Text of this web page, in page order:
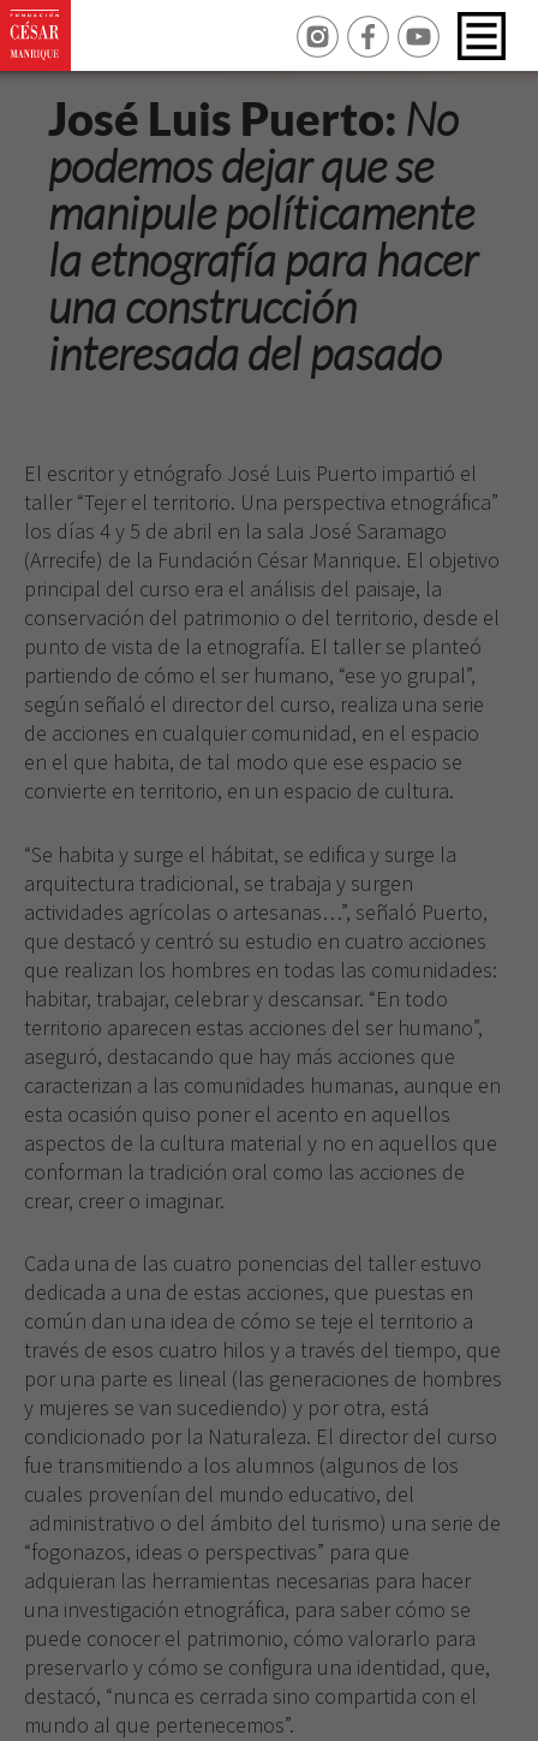
José Luis Puerto: No
podemos dejar que se
manipule políticamente
la etnografía para hacer
una construcción
interesada del pasado
El escritor y etnógrafo José Luis Puerto impartió el
taller “Tejer el territorio. Una perspectiva etnográfica”
los días 4 y 5 de abril en la sala José Saramago
(Arrecife) de la Fundación César Manrique. El objetivo
principal del curso era el análisis del paisaje, la
conservación del patrimonio o del territorio, desde el
punto de vista de la etnografía. El taller se planteó
partiendo de cómo el ser humano, “ese yo grupal”,
según señaló el director del curso, realiza una serie
de acciones en cualquier comunidad, en el espacio
en el que habita, de tal modo que ese espacio se
convierte en territorio, en un espacio de cultura.
“Se habita y surge el hábitat, se edifica y surge la
arquitectura tradicional, se trabaja y surgen
actividades agrícolas o artesanas…”, señaló Puerto,
que destacó y centró su estudio en cuatro acciones
que realizan los hombres en todas las comunidades:
habitar, trabajar, celebrar y descansar. “En todo
territorio aparecen estas acciones del ser humano”,
aseguró, destacando que hay más acciones que
caracterizan a las comunidades humanas, aunque en
esta ocasión quiso poner el acento en aquellos
aspectos de la cultura material y no en aquellos que
conforman la tradición oral como las acciones de
crear, creer o imaginar.
Cada una de las cuatro ponencias del taller estuvo
dedicada a una de estas acciones, que puestas en
común dan una idea de cómo se teje el territorio a
través de esos cuatro hilos y a través del tiempo, que
por una parte es lineal (las generaciones de hombres
y mujeres se van sucediendo) y por otra, está
condicionado por la Naturaleza. El director del curso
fue transmitiendo a los alumnos (algunos de los
cuales provenían del mundo educativo, del
administrativo o del ámbito del turismo) una serie de
“fogonazos, ideas o perspectivas” para que
adquieran las herramientas necesarias para hacer
una investigación etnográfica, para saber cómo se
puede conocer el patrimonio, cómo valorarlo para
preservarlo y cómo se configura una identidad, que,
destacó, “nunca es cerrada sino compartida con el
mundo al que pertenecemos”.